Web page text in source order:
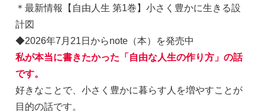
＊最新情報【自由人生 第1巻】小さく豊かに生きる設
計図
◆2026年7月21日からnote（本）を発売中
私が本当に書きたかった「自由な人生の作り方」の話
です。
好きなことで、小さく豊かに暮らす人を増やすことが
目的の話です。